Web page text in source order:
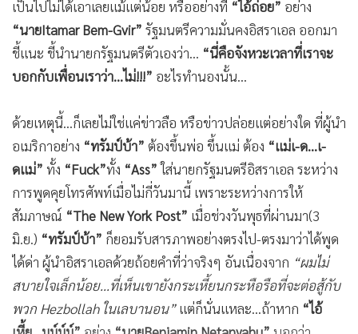
อะไรทำนองนั้น ได้แต่คลำไป-คลำมา พยายามหาหนทางที่จะ
ทำให้ตัวเองพอประคองตัวรอด แต่กลับเจอแค่ทางออกที่กลาย
ถอนตัวจาก“สงครามอิหร่าน” ที่ผู้คนแทบทั้งโลกต่างเห็นพ้อง
ต้องกัน ว่า “กองทัพแห่งศตวรรษที่ 20” ของอเมริกานั้นประสบ
ความพ่ายแพ้ต่อ “ขีปนาวุธแห่งศตวรรษที่ 21”ของอิหร่าน แบบ
ไม่ต้องเสียเวลาต่อรองใดๆ อีกต่อไปแล้ว!!!
แต่การยอมรับความพ่ายแพ้ การหาทางสิ้นสุด ยุติสงครามโง่ๆ ที่
ตัวเองถูกพันธมิตรอันศักดิ์สิทธิ์อิสราเอลชักลาก ชักจูง ให้ต้องไป
ติด
“กับดัก”
จนไม่รู้ว่าจะเดินหน้าหรือจะถอยหลังดี เอาไป-เอา
มาแล้ว...มันออกจะ
กันสักเท่าไหร่นัก โดยเฉพาะเมื่อ
“ผู้ที่ถือไพ่เหนือกว่า” ตัวเอง ไม่ใช่เพียงแค่ผู้ที่สามารถควบคุม